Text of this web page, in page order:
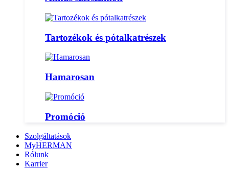
Tartozékok és pótalkatrészek
Hamarosan
Promóció
Szolgáltatások
MyHERMAN
Rólunk
Karrier